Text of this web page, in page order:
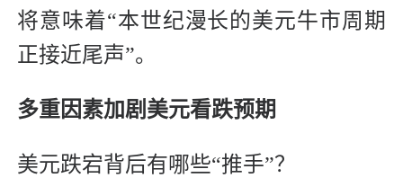
将意味着“本世纪漫长的美元牛市周期
正接近尾声”。
多重因素加剧美元看跌预期
美元跌宕背后有哪些“推手”？